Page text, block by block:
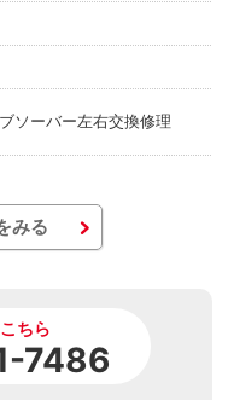
ソーバー左右交換修理
みる
ちら
7486